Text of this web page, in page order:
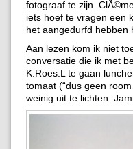
fotograaf te zijn.
iets hoef te vragen een
het aangedurfd hebben
Aan lezen kom ik niet
conversatie die ik met
K.Roes.L te gaan
tomaat (“dus geen
weinig uit te lichten.